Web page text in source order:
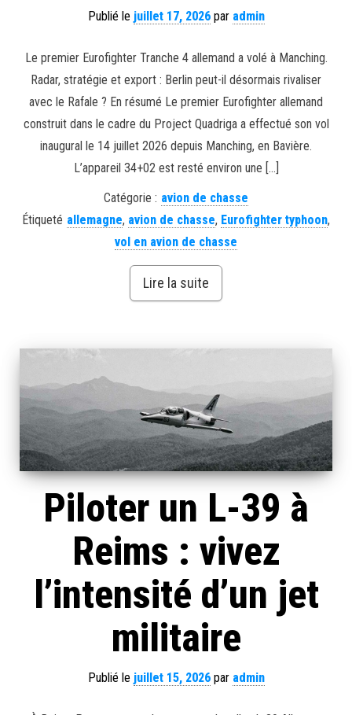
Publié le juillet 17, 2026par admin
Le premier Eurofighter Tranche 4 allemand a volé à Manching.
Radar, stratégie et export : Berlin peut-il désormais rivaliser
avec le Rafale ? En résumé Le premier Eurofighter allemand
construit dans le cadre du Project Quadriga a effectué son vol
inaugural le 14 juillet 2026 depuis Manching, en Bavière.
L’appareil 34+02 est resté environ une […]
Catégorie : avion de chasse
Étiqueté allemagne, avion de chasse, Eurofighter typhoon,
vol en avion de chasse
Lire la suite
Piloter un L-39 à
Reims : vivez
l’intensité d’un jet
militaire
Publié le juillet 15, 2026par admin